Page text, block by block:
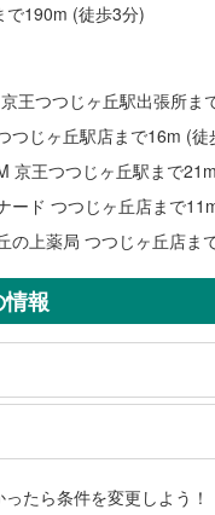
で190m (徒歩3分)
王つつじヶ丘駅出張所ま
つじヶ丘駅店まで16m (徒
京王つつじヶ丘駅まで
ード つつじヶ丘店まで
の上薬局 つつじヶ丘店ま
報
つつじヶ丘１～３丁目方面、
路たら条件を変更しよう！